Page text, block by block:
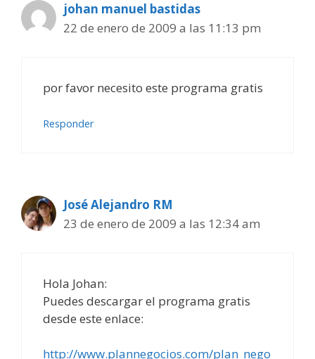
johan manuel bastidas
22 de enero de 2009 a las 11:13 pm
por favor necesito este programa gratis
Responder
José Alejandro RM
23 de enero de 2009 a las 12:34 am
Hola Johan:
Puedes descargar el programa gratis
desde este enlace:
http://www.plannegocios.com/plan_nego